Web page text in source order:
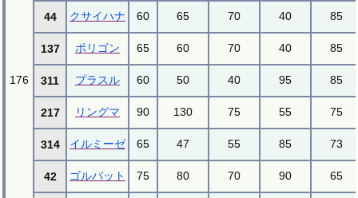
176
44 クサイハナ 60 65 70 40 85
137 ポリゴン 65 60 70 40 85
311 プラスル 60 50 40 95 85
217 リングマ 90 130 75 55 75
314 イルミーゼ 65 47 55 85 73
42 ゴルバット 75 80 70 90 65